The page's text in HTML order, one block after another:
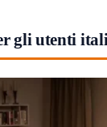
gli utenti